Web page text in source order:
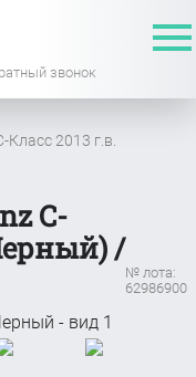
звонок
Класс 2013 г.в.
C-
/
№ лота:
62986900